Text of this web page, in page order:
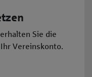
Sie die
Vereinskonto.